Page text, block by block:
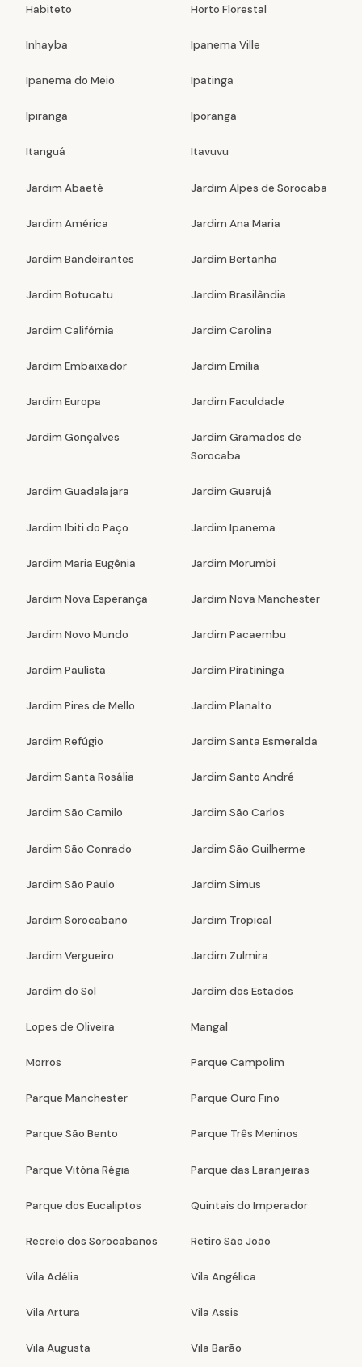
Habiteto Horto Florestal
Inhayba Ipanema Ville
Ipanema do Meio Ipatinga
Ipiranga Iporanga
Itanguá Itavuvu
Jardim Abaeté Jardim Alpes de Sorocaba
Jardim América Jardim Ana Maria
Jardim Bandeirantes Jardim Bertanha
Jardim Botucatu Jardim Brasilândia
Jardim Califórnia Jardim Carolina
Jardim Embaixador Jardim Emília
Jardim Europa Jardim Faculdade
Jardim Gonçalves
Jardim Gramados de
Sorocaba
Jardim Guadalajara Jardim Guarujá
Jardim Ibiti do Paço Jardim Ipanema
Jardim Maria Eugênia Jardim Morumbi
Jardim Nova Esperança Jardim Nova Manchester
Jardim Novo Mundo Jardim Pacaembu
Jardim Paulista Jardim Piratininga
Jardim Pires de Mello Jardim Planalto
Jardim Refúgio Jardim Santa Esmeralda
Jardim Santa Rosália Jardim Santo André
Jardim São Camilo Jardim São Carlos
Jardim São Conrado Jardim São Guilherme
Jardim São Paulo Jardim Simus
Jardim Sorocabano Jardim Tropical
Jardim Vergueiro Jardim Zulmira
Jardim do Sol Jardim dos Estados
Lopes de Oliveira Mangal
Morros Parque Campolim
Parque Manchester Parque Ouro Fino
Parque São Bento Parque Três Meninos
Parque Vitória Régia Parque das Laranjeiras
Parque dos Eucaliptos Quintais do Imperador
Recreio dos Sorocabanos Retiro São João
Vila Adélia Vila Angélica
Vila Artura Vila Assis
Vila Augusta Vila Barão